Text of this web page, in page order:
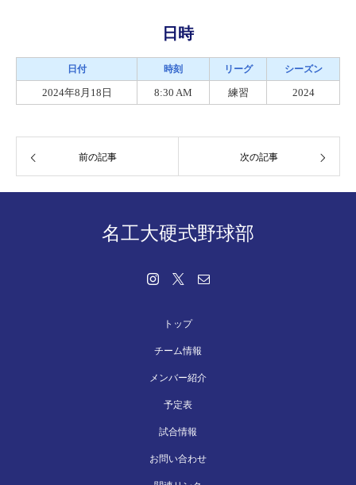
日時
日付 時刻 リーグ シーズン
2024年8月18日 8:30 AM 練習 2024
前の記事 次の記事
名工大硬式野球部
トップ
チーム情報
メンバー紹介
予定表
試合情報
お問い合わせ